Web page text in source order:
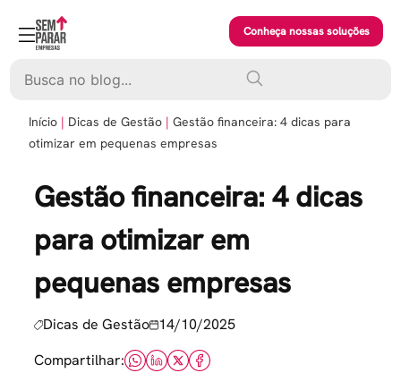
content
Conheça nossas soluções
Início Dicas de Gestão
Gestão financeira: 4 dicas para
otimizar em pequenas empresas
Gestão financeira: 4 dicas
para otimizar em
pequenas empresas
Dicas de Gestão 14/10/2025
Compartilhar: